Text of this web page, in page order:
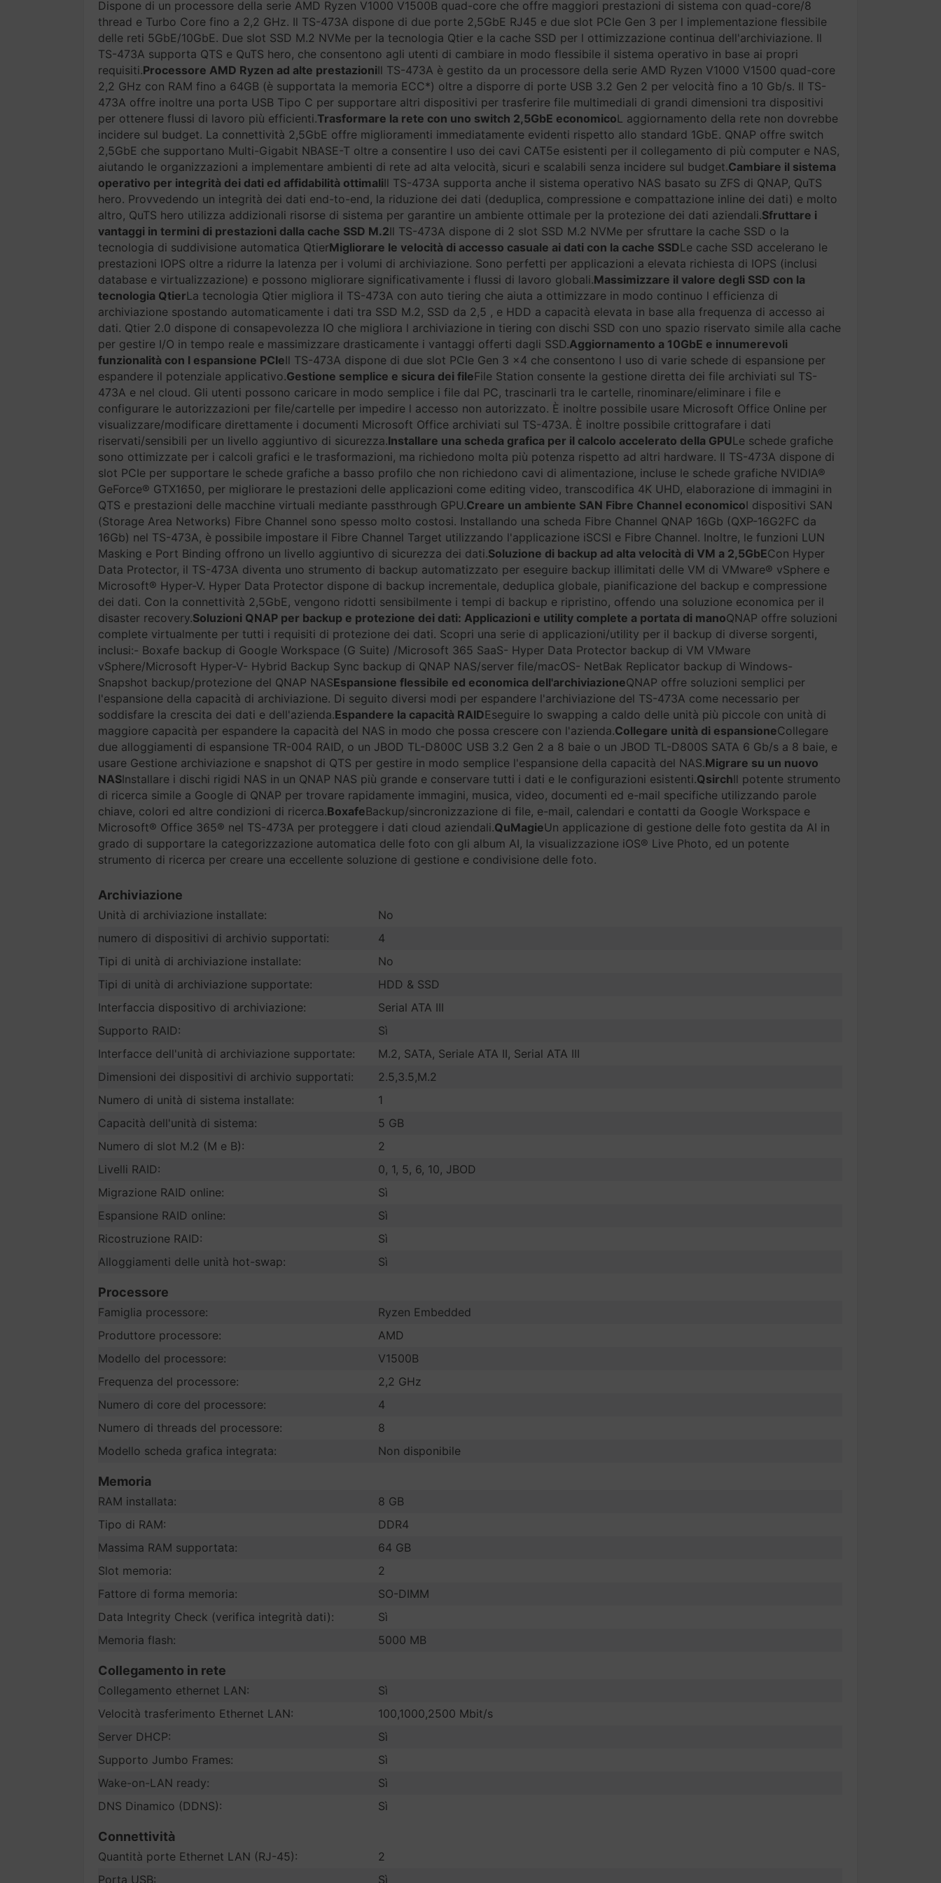
Dispone di un processore della serie AMD Ryzen V1000 V1500B quad-core che offre maggiori prestazioni di sistema con quad-core/8
thread e Turbo Core fino a 2,2 GHz. Il TS-473A dispone di due porte 2,5GbE RJ45 e due slot PCIe Gen 3 per l implementazione flessibile
delle reti 5GbE/10GbE. Due slot SSD M.2 NVMe per la tecnologia Qtier e la cache SSD per l ottimizzazione continua dell'archiviazione. Il
TS-473A supporta QTS e QuTS hero, che consentono agli utenti di cambiare in modo flessibile il sistema operativo in base ai propri
requisiti.Processore AMD Ryzen ad alte prestazioniIl TS-473A è gestito da un processore della serie AMD Ryzen V1000 V1500 quad-core
2,2 GHz con RAM fino a 64GB (è supportata la memoria ECC*) oltre a disporre di porte USB 3.2 Gen 2 per velocità fino a 10 Gb/s. Il TS-
473A offre inoltre una porta USB Tipo C per supportare altri dispositivi per trasferire file multimediali di grandi dimensioni tra dispositivi
per ottenere flussi di lavoro più efficienti.Trasformare la rete con uno switch 2,5GbE economicoL aggiornamento della rete non dovrebbe
incidere sul budget. La connettività 2,5GbE offre miglioramenti immediatamente evidenti rispetto allo standard 1GbE. QNAP offre switch
2,5GbE che supportano Multi-Gigabit NBASE-T oltre a consentire l uso dei cavi CAT5e esistenti per il collegamento di più computer e NAS,
aiutando le organizzazioni a implementare ambienti di rete ad alta velocità, sicuri e scalabili senza incidere sul budget.Cambiare il sistema
operativo per integrità dei dati ed affidabilità ottimaliIl TS-473A supporta anche il sistema operativo NAS basato su ZFS di QNAP, QuTS
hero. Provvedendo un integrità dei dati end-to-end, la riduzione dei dati (deduplica, compressione e compattazione inline dei dati) e molto
altro, QuTS hero utilizza addizionali risorse di sistema per garantire un ambiente ottimale per la protezione dei dati aziendali.Sfruttare i
vantaggi in termini di prestazioni dalla cache SSD M.2Il TS-473A dispone di 2 slot SSD M.2 NVMe per sfruttare la cache SSD o la
tecnologia di suddivisione automatica QtierMigliorare le velocità di accesso casuale ai dati con la cache SSDLe cache SSD accelerano le
prestazioni IOPS oltre a ridurre la latenza per i volumi di archiviazione. Sono perfetti per applicazioni a elevata richiesta di IOPS (inclusi
database e virtualizzazione) e possono migliorare significativamente i flussi di lavoro globali.Massimizzare il valore degli SSD con la
tecnologia QtierLa tecnologia Qtier migliora il TS-473A con auto tiering che aiuta a ottimizzare in modo continuo l efficienza di
archiviazione spostando automaticamente i dati tra SSD M.2, SSD da 2,5 , e HDD a capacità elevata in base alla frequenza di accesso ai
dati. Qtier 2.0 dispone di consapevolezza IO che migliora l archiviazione in tiering con dischi SSD con uno spazio riservato simile alla cache
per gestire I/O in tempo reale e massimizzare drasticamente i vantaggi offerti dagli SSD.Aggiornamento a 10GbE e innumerevoli
funzionalità con l espansione PCIeIl TS-473A dispone di due slot PCIe Gen 3 x4 che consentono l uso di varie schede di espansione per
espandere il potenziale applicativo.Gestione semplice e sicura dei fileFile Station consente la gestione diretta dei file archiviati sul TS-
473A e nel cloud. Gli utenti possono caricare in modo semplice i file dal PC, trascinarli tra le cartelle, rinominare/eliminare i file e
configurare le autorizzazioni per file/cartelle per impedire l accesso non autorizzato. È inoltre possibile usare Microsoft Office Online per
visualizzare/modificare direttamente i documenti Microsoft Office archiviati sul TS-473A. È inoltre possibile crittografare i dati
riservati/sensibili per un livello aggiuntivo di sicurezza.Installare una scheda grafica per il calcolo accelerato della GPULe schede grafiche
sono ottimizzate per i calcoli grafici e le trasformazioni, ma richiedono molta più potenza rispetto ad altri hardware. Il TS-473A dispone di
slot PCIe per supportare le schede grafiche a basso profilo che non richiedono cavi di alimentazione, incluse le schede grafiche NVIDIA®
GeForce® GTX1650, per migliorare le prestazioni delle applicazioni come editing video, transcodifica 4K UHD, elaborazione di immagini in
QTS e prestazioni delle macchine virtuali mediante passthrough GPU.Creare un ambiente SAN Fibre Channel economicoI dispositivi SAN
(Storage Area Networks) Fibre Channel sono spesso molto costosi. Installando una scheda Fibre Channel QNAP 16Gb (QXP-16G2FC da
16Gb) nel TS-473A, è possibile impostare il Fibre Channel Target utilizzando l'applicazione iSCSI e Fibre Channel. Inoltre, le funzioni LUN
Masking e Port Binding offrono un livello aggiuntivo di sicurezza dei dati.Soluzione di backup ad alta velocità di VM a 2,5GbECon Hyper
Data Protector, il TS-473A diventa uno strumento di backup automatizzato per eseguire backup illimitati delle VM di VMware® vSphere e
Microsoft® Hyper-V. Hyper Data Protector dispone di backup incrementale, deduplica globale, pianificazione del backup e compressione
dei dati. Con la connettività 2,5GbE, vengono ridotti sensibilmente i tempi di backup e ripristino, offendo una soluzione economica per il
disaster recovery.Soluzioni QNAP per backup e protezione dei dati: Applicazioni e utility complete a portata di manoQNAP offre soluzioni
complete virtualmente per tutti i requisiti di protezione dei dati. Scopri una serie di applicazioni/utility per il backup di diverse sorgenti,
inclusi:- Boxafe backup di Google Workspace (G Suite) /Microsoft 365 SaaS- Hyper Data Protector backup di VM VMware
vSphere/Microsoft Hyper-V- Hybrid Backup Sync backup di QNAP NAS/server file/macOS- NetBak Replicator backup di Windows-
Snapshot backup/protezione del QNAP NASEspansione flessibile ed economica dell'archiviazioneQNAP offre soluzioni semplici per
l'espansione della capacità di archiviazione. Di seguito diversi modi per espandere l'archiviazione del TS-473A come necessario per
soddisfare la crescita dei dati e dell'azienda.Espandere la capacità RAIDEseguire lo swapping a caldo delle unità più piccole con unità di
maggiore capacità per espandere la capacità del NAS in modo che possa crescere con l'azienda.Collegare unità di espansioneCollegare
due alloggiamenti di espansione TR-004 RAID, o un JBOD TL-D800C USB 3.2 Gen 2 a 8 baie o un JBOD TL-D800S SATA 6 Gb/s a 8 baie, e
usare Gestione archiviazione e snapshot di QTS per gestire in modo semplice l'espansione della capacità del NAS.Migrare su un nuovo
NASInstallare i dischi rigidi NAS in un QNAP NAS più grande e conservare tutti i dati e le configurazioni esistenti.QsirchIl potente strumento
di ricerca simile a Google di QNAP per trovare rapidamente immagini, musica, video, documenti ed e-mail specifiche utilizzando parole
chiave, colori ed altre condizioni di ricerca.BoxafeBackup/sincronizzazione di file, e-mail, calendari e contatti da Google Workspace e
Microsoft® Office 365® nel TS-473A per proteggere i dati cloud aziendali.QuMagieUn applicazione di gestione delle foto gestita da AI in
grado di supportare la categorizzazione automatica delle foto con gli album AI, la visualizzazione iOS® Live Photo, ed un potente
strumento di ricerca per creare una eccellente soluzione di gestione e condivisione delle foto.
Archiviazione
Unità di archiviazione installate:
No
numero di dispositivi di archivio supportati:
4
Tipi di unità di archiviazione installate:
No
Tipi di unità di archiviazione supportate:
HDD & SSD
Interfaccia dispositivo di archiviazione:
Serial ATA III
Supporto RAID:
Sì
Interfacce dell'unità di archiviazione supportate:
M.2, SATA, Seriale ATA II, Serial ATA III
Dimensioni dei dispositivi di archivio supportati:
2.5,3.5,M.2
Numero di unità di sistema installate:
1
Capacità dell'unità di sistema:
5 GB
Numero di slot M.2 (M e B):
2
Livelli RAID:
0, 1, 5, 6, 10, JBOD
Migrazione RAID online:
Sì
Espansione RAID online:
Sì
Ricostruzione RAID:
Sì
Alloggiamenti delle unità hot-swap:
Sì
Processore
Famiglia processore:
Ryzen Embedded
Produttore processore:
AMD
Modello del processore:
V1500B
Frequenza del processore:
2,2 GHz
Numero di core del processore:
4
Numero di threads del processore:
8
Modello scheda grafica integrata:
Non disponibile
Memoria
RAM installata:
8 GB
Tipo di RAM:
DDR4
Massima RAM supportata:
64 GB
Slot memoria:
2
Fattore di forma memoria:
SO-DIMM
Data Integrity Check (verifica integrità dati):
Sì
Memoria flash:
5000 MB
Collegamento in rete
Collegamento ethernet LAN:
Sì
Velocità trasferimento Ethernet LAN:
100,1000,2500 Mbit/s
Server DHCP:
Sì
Supporto Jumbo Frames:
Sì
Wake-on-LAN ready:
Sì
DNS Dinamico (DDNS):
Sì
Connettività
Quantità porte Ethernet LAN (RJ-45):
2
Porta USB:
Sì